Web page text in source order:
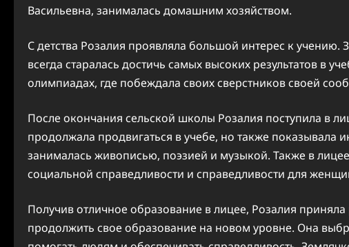
Васильевна, занималась домашним хозяйством.
С детства Розалия проявляла большой интерес к
всегда старалась достичь самых высоких результатов в
олимпиадах, где побеждала своих сверстников своей
После окончания сельской школы Розалия поступила в
продолжала продвигаться в учебе, но также показывала
занималась живописью, поэзией и музыкой. Также в
социальной справедливости и справедливости для
Получив отличное образование в лицее, Розалия
продолжить свое образование на новом уровне. Она